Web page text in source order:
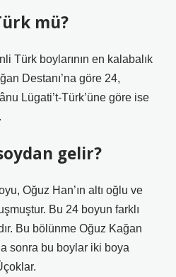
mü?
Türk boylarının en kalabalık
Destanı’na göre 24,
Lügati’t-Türk’üne göre ise
gelir?
Oğuz Han’ın altı oğlu ve
Bu 24 boyun farklı
Bu bölünme Oğuz Kağan
sonra bu boylar iki boya